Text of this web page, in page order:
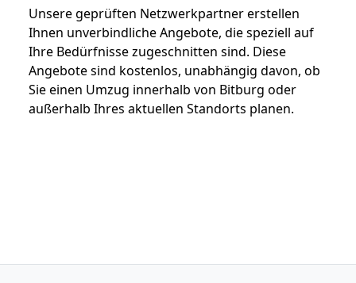
Unsere geprüften Netzwerkpartner erstellen
Ihnen unverbindliche Angebote, die speziell auf
Ihre Bedürfnisse zugeschnitten sind. Diese
Angebote sind kostenlos, unabhängig davon, ob
Sie einen Umzug innerhalb von Bitburg oder
außerhalb Ihres aktuellen Standorts planen.